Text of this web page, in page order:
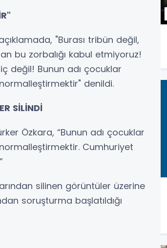
"Burası tribün değil,
bu zorbalığı kabul etmiyoruz!
değil! Bunun adı çocuklar
denildi.
SİLİNDİ
Özkara, “Bunun adı çocuklar
Cumhuriyet
silinen görüntüler üzerine
soruşturma başlatıldığı